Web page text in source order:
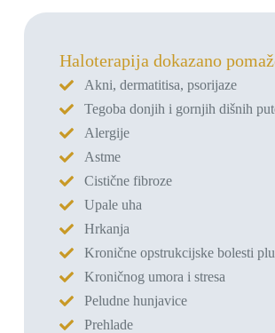
Haloterapija dokazano
Akni, dermatitisa, psorijaze
Tegoba donjih i gornjih dišnih
Alergije
Astme
Cistične fibroze
Upale uha
Hrkanja
Kronične opstrukcijske bolesti
Kroničnog umora i stresa
Peludne hunjavice
Prehlade